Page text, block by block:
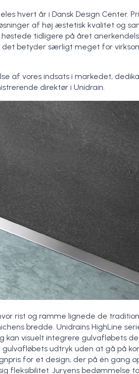
hvert år i Dansk Design Center.
af høj æstetisk kvalitet og
tidligere på året
det betyder særligt meget for
af vores indsats i markedet,
direktør i Unidrain.
rist og ramme lignede de
bredde. Unidrains HighLine
visuelt integrere gulvafløbets
udtryk uden at gå på
for et design, der på én gang
fleksibilitet. Juryens bedømmelse